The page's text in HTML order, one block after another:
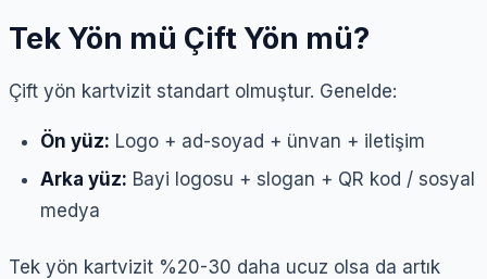
Tek Yön mü Çift Yön mü?
Çift yön kartvizit standart olmuştur. Genelde:
Ön yüz: Logo + ad-soyad + ünvan + iletişim
Arka yüz: Bayi logosu + slogan + QR kod / sosyal
medya
Tek yön kartvizit %20-30 daha ucuz olsa da artık